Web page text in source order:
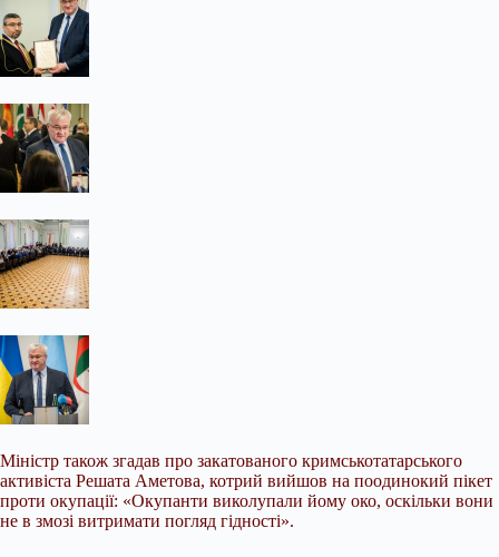
Міністр також згадав про закатованого кримськотатарського
активіста Решата Аметова, котрий вийшов на поодинокий пікет
проти окупації: «Окупанти виколупали йому око, оскільки вони
не в змозі витримати погляд гідності».